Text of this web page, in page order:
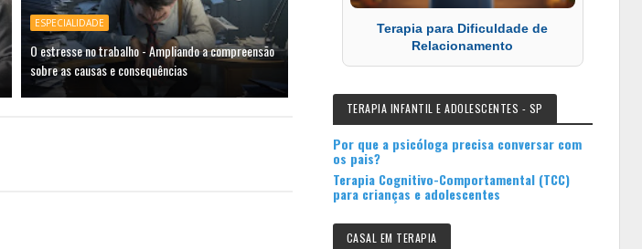
ESPECIALIDADE
O estresse no trabalho - Ampliando a compreensão
sobre as causas e consequências
Terapia para Dificuldade de
Relacionamento
TERAPIA INFANTIL E ADOLESCENTES - SP
Por que a psicóloga precisa conversar com
os pais?
Terapia Cognitivo-Comportamental (TCC)
para crianças e adolescentes
CASAL EM TERAPIA